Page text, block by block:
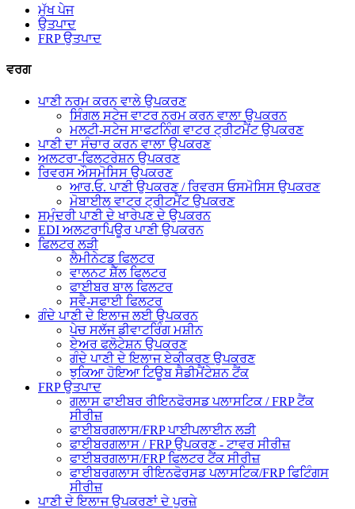
ਮੁੱਖ ਪੇਜ
ਉਤਪਾਦ
FRP ਉਤਪਾਦ
ਵਰਗ
ਪਾਣੀ ਨਰਮ ਕਰਨ ਵਾਲੇ ਉਪਕਰਣ
ਸਿੰਗਲ ਸਟੇਜ ਵਾਟਰ ਨਰਮ ਕਰਨ ਵਾਲਾ ਉਪਕਰਨ
ਮਲਟੀ-ਸਟੇਜ ਸਾਫਟਨਿੰਗ ਵਾਟਰ ਟ੍ਰੀਟਮੈਂਟ ਉਪਕਰਣ
ਪਾਣੀ ਦਾ ਸੰਚਾਰ ਕਰਨ ਵਾਲਾ ਉਪਕਰਣ
ਅਲਟਰਾ-ਫਿਲਟਰੇਸ਼ਨ ਉਪਕਰਣ
ਰਿਵਰਸ ਔਸਮੋਸਿਸ ਉਪਕਰਣ
ਆਰ.ਓ. ਪਾਣੀ ਉਪਕਰਣ / ਰਿਵਰਸ ਓਸਮੋਸਿਸ ਉਪਕਰਣ
ਮੋਬਾਈਲ ਵਾਟਰ ਟ੍ਰੀਟਮੈਂਟ ਉਪਕਰਣ
ਸਮੁੰਦਰੀ ਪਾਣੀ ਦੇ ਖਾਰੇਪਣ ਦੇ ਉਪਕਰਨ
EDI ਅਲਟਰਾਪਿਊਰ ਪਾਣੀ ਉਪਕਰਨ
ਫਿਲਟਰ ਲੜੀ
ਲੈਮੀਨੇਟਡ ਫਿਲਟਰ
ਵਾਲਨਟ ਸ਼ੈੱਲ ਫਿਲਟਰ
ਫਾਈਬਰ ਬਾਲ ਫਿਲਟਰ
ਸਵੈ-ਸਫਾਈ ਫਿਲਟਰ
ਗੰਦੇ ਪਾਣੀ ਦੇ ਇਲਾਜ ਲਈ ਉਪਕਰਨ
ਪੇਚ ਸਲੱਜ ਡੀਵਾਟਰਿੰਗ ਮਸ਼ੀਨ
ਏਅਰ ਫਲੋਟੇਸ਼ਨ ਉਪਕਰਣ
ਗੰਦੇ ਪਾਣੀ ਦੇ ਇਲਾਜ ਏਕੀਕਰਣ ਉਪਕਰਣ
ਝੁਕਿਆ ਹੋਇਆ ਟਿਊਬ ਸੈਡੀਮੈਂਟੇਸ਼ਨ ਟੈਂਕ
FRP ਉਤਪਾਦ
ਗਲਾਸ ਫਾਈਬਰ ਰੀਇਨਫੋਰਸਡ ਪਲਾਸਟਿਕ / FRP ਟੈਂਕ
ਸੀਰੀਜ਼
ਫਾਈਬਰਗਲਾਸ/FRP ਪਾਈਪਲਾਈਨ ਲੜੀ
ਫਾਈਬਰਗਲਾਸ / FRP ਉਪਕਰਣ - ਟਾਵਰ ਸੀਰੀਜ਼
ਫਾਈਬਰਗਲਾਸ/FRP ਫਿਲਟਰ ਟੈਂਕ ਸੀਰੀਜ਼
ਫਾਈਬਰਗਲਾਸ ਰੀਇਨਫੋਰਸਡ ਪਲਾਸਟਿਕ/FRP ਫਿਟਿੰਗਸ
ਸੀਰੀਜ਼
ਪਾਣੀ ਦੇ ਇਲਾਜ ਉਪਕਰਣਾਂ ਦੇ ਪੁਰਜ਼ੇ